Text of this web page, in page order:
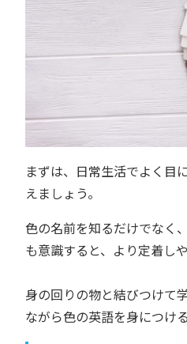
まずは、日常生活でよく目
えましょう。
色の名前を知るだけでなく
も意識すると、より定着し
身の回りの物と結びつけて
ながら色の英語を身につけ